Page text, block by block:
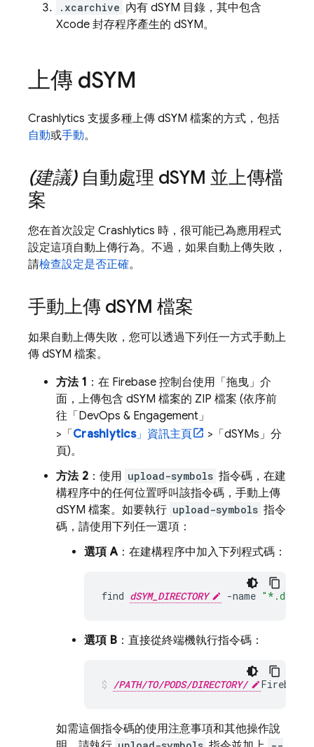
.xcarchive 內有 dSYM 目錄，其中包含
Xcode 封存程序產生的 dSYM。
上傳 dSYM
Crashlytics 支援多種上傳 dSYM 檔案的方式，包括
自動或手動。
(建議)自動處理 dSYM 並上傳檔
案
您在首次設定 Crashlytics 時，很可能已為應用程式
設定這項自動上傳行為。不過，如果自動上傳失敗，
請檢查設定是否正確。
手動上傳 dSYM 檔案
如果自動上傳失敗，您可以透過下列任一方式手動上
傳 dSYM 檔案。
方法 1 ：在 Firebase 控制台使用「拖曳」介
面，上傳包含 dSYM 檔案的 ZIP 檔案 (依序前
往「DevOps & Engagement」
>「 Crashlytics」資訊主頁 >「dSYMs」 分
頁)。
方法 2 ：使用 upload-symbols 指令碼，在建
構程序中的任何位置呼叫該指令碼，手動上傳
dSYM 檔案。如要執行 upload-symbols 指令
碼，請使用下列任一選項：
選項 A ：在建構程序中加入下列程式碼：
find dSYM_DIRECTORY -name "*.dSYM"
選項 B ：直接從終端機執行指令碼：
/PATH/TO/PODS/DIRECTORY/
如需這個指令碼的使用注意事項和其他操作說